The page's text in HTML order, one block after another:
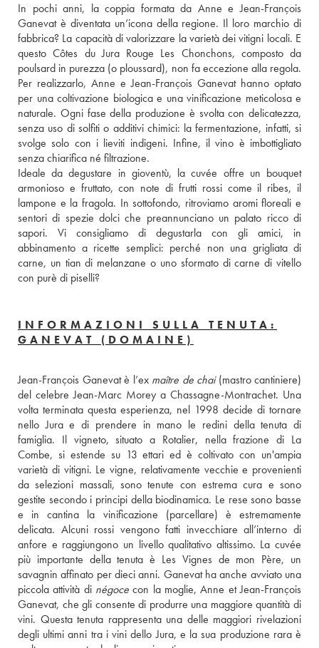
In pochi anni, la coppia formata da Anne e Jean-François
Ganevat è diventata un’icona della regione. Il loro marchio di
fabbrica? La capacità di valorizzare la varietà dei vitigni locali. E
questo Côtes du Jura Rouge Les Chonchons, composto da
poulsard in purezza (o ploussard), non fa eccezione alla regola.
Per realizzarlo, Anne e Jean-François Ganevat hanno optato
per una coltivazione biologica e una vinificazione meticolosa e
naturale. Ogni fase della produzione è svolta con delicatezza,
senza uso di solfiti o additivi chimici: la fermentazione, infatti, si
svolge solo con i lieviti indigeni. Infine, il vino è imbottigliato
senza chiarifica né filtrazione.
Ideale da degustare in gioventù, la cuvée offre un bouquet
armonioso e fruttato, con note di frutti rossi come il ribes, il
lampone e la fragola. In sottofondo, ritroviamo aromi floreali e
sentori di spezie dolci che preannunciano un palato ricco di
sapori. Vi consigliamo di degustarla con gli amici, in
abbinamento a ricette semplici: perché non una grigliata di
carne, un tian di melanzane o uno sformato di carne di vitello
con purè di piselli?
INFORMAZIONI SULLA TENUTA:
GANEVAT (DOMAINE)
Jean-François Ganevat è l’ex maître de chai (mastro cantiniere)
del celebre Jean-Marc Morey a Chassagne-Montrachet. Una
volta terminata questa esperienza, nel 1998 decide di tornare
nello Jura e di prendere in mano le redini della tenuta di
famiglia. Il vigneto, situato a Rotalier, nella frazione di La
Combe, si estende su 13 ettari ed è coltivato con un'ampia
varietà di vitigni. Le vigne, relativamente vecchie e provenienti
da selezioni massali, sono tenute con estrema cura e sono
gestite secondo i principi della biodinamica. Le rese sono basse
e in cantina la vinificazione (parcellare) è estremamente
delicata. Alcuni rossi vengono fatti invecchiare all’interno di
anfore e raggiungono un livello qualitativo altissimo. La cuvée
più importante della tenuta è Les Vignes de mon Père, un
savagnin affinato per dieci anni. Ganevat ha anche avviato una
piccola attività di négoce con la moglie, Anne et Jean-François
Ganevat, che gli consente di produrre una maggiore quantità di
vini. Questa tenuta rappresenta una delle maggiori rivelazioni
degli ultimi anni tra i vini dello Jura, e la sua produzione rara è